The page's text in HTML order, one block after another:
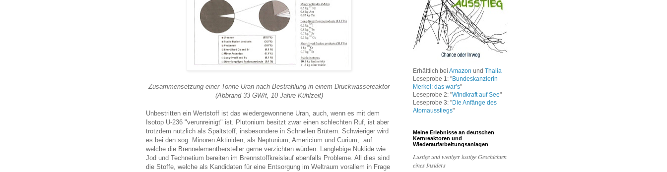
Zusammensetzung einer Tonne Uran nach Bestrahlung in einem Druckwassereaktor
(Abbrand 33 GW/t, 10 Jahre Kühlzeit)
Unbestritten ein Wertstoff ist das wiedergewonnene Uran, auch, wenn es mit dem
Isotop U-236 "verunreinigt" ist. Plutonium besitzt zwar einen schlechten Ruf, ist aber
trotzdem nützlich als Spaltstoff, insbesondere in Schnellen Brütern. Schwieriger wird
es bei den sog. Minoren Aktiniden, als Neptunium, Americium und Curium, auf
welche die Brennelementhersteller gerne verzichten würden. Langlebige Nuklide wie
Jod und Technetium bereiten im Brennstoffkreislauf ebenfalls Probleme. All dies sind
die Stoffe, welche als Kandidaten für eine Entsorgung im Weltraum vorallem in Frage
Erhältlich bei Amazon und Thalia
Leseprobe 1: "Bundeskanzlerin
Merkel: das war’s"
Leseprobe 2: "Windkraft auf See"
Leseprobe 3: "Die Anfänge des
Atomausstiegs"
Meine Erlebnisse an deutschen
Kernreaktoren und
Wiederaufarbeitungsanlagen
Lustige und weniger lustige Geschichten
eines Insiders